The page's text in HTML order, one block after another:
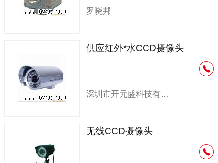
罗晓邦
供应红外*水CCD摄像头
深圳市开元盛科技有限公司
无线CCD摄像头